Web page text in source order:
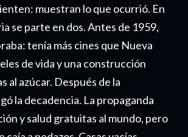
muestran lo que ocurrió. En
se parte en dos. Antes de 1959,
tenía más cines que Nueva
de vida y una construcción
al azúcar. Después de la
la decadencia. La propaganda
y salud gratuitas al mundo, pero